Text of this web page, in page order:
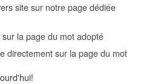
site sur notre page dédiée
la page du mot adopté
directement sur la page du mot